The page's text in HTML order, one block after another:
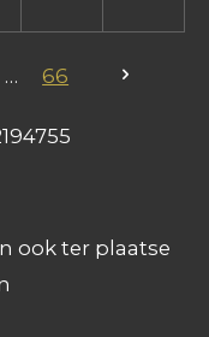
66
ook ter plaatse